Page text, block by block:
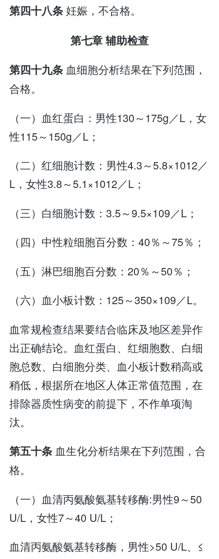
第四十八条妊娠，不合格。
第七章 辅助检查
第四十九条血细胞分析结果在下列范围，
合格。
（一）血红蛋白：男性130～175g／L，女
性115～150g／L；
（二）红细胞计数：男性4.3～5.8×1012／
L，女性3.8～5.1×1012／L；
（三）白细胞计数：3.5～9.5×109／L；
（四）中性粒细胞百分数：40％～75％；
（五）淋巴细胞百分数：20％～50％；
（六）血小板计数：125～350×109／L。
血常规检查结果要结合临床及地区差异作
出正确结论。血红蛋白、红细胞数、白细
胞总数、白细胞分类、血小板计数稍高或
稍低，根据所在地区人体正常值范围，在
排除器质性病变的前提下，不作单项淘
汰。
第五十条血生化分析结果在下列范围，合
格。
（一）血清丙氨酸氨基转移酶:男性9～50
U/L，女性7～40 U/L；
血清丙氨酸氨基转移酶，男性>50 U/L、≤